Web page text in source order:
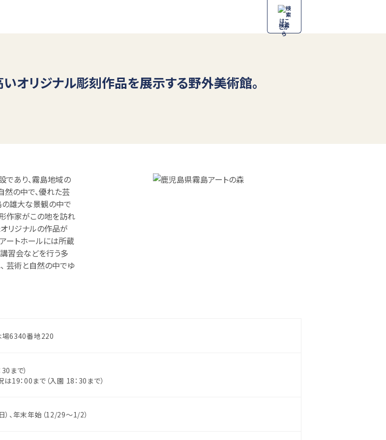
検索
オリジナル彫刻作品を展示する野外美術館。
であり、霧島地域の
の中で、優れた芸
の雄大な景観の中で
作家がこの地を訪れ
リジナルの作品が
ートホールには所蔵
習会などを行う多
芸術と自然の中でゆ
場6340番地220
まで）
19：00まで（入園 18：30まで）
、年末年始（12/29～1/2）